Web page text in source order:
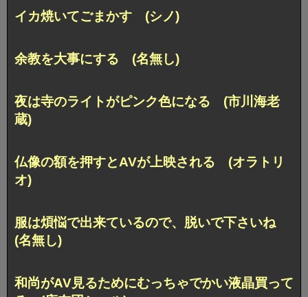
イカ焼いてごまかす (シノ)
余教を大事にする (名無し)
夜は寺のライトがピンク色になる (市川海老
蔵)
仏像の額を押すとAVが上映される (オラトリ
オ)
服は煩悩で出来ているので、脱いで下さいね
(名無し)
和尚がAV見るためにむっちゃでかい液晶買って